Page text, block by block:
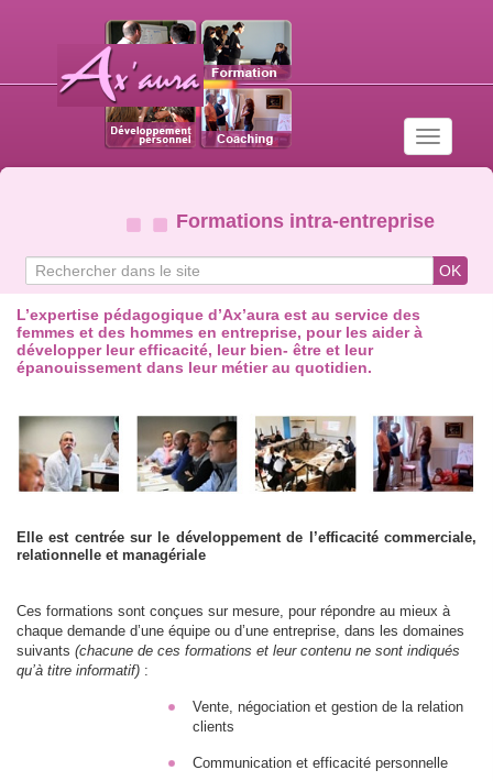
Toggle
Formations intra-entreprise
Search
for
OK
L’expertise pédagogique d’Ax’aura est au service des
femmes et des hommes en entreprise, pour les aider à
développer leur efficacité, leur bien- être et leur
épanouissement dans leur métier au quotidien.
Elle est centrée sur le développement de l’efficacité commerciale,
relationnelle et managériale
Ces formations sont conçues sur mesure, pour répondre au mieux à
chaque demande d’une équipe ou d’une entreprise, dans les domaines
suivants (chacune de ces formations et leur contenu ne sont indiqués
qu’à titre informatif) :
Vente, négociation et gestion de la relation
clients
Communication et efficacité personnelle